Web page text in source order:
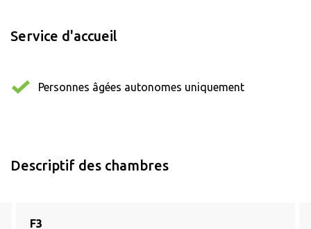
Service d'accueil
Personnes âgées autonomes uniquement
Descriptif des chambres
F3